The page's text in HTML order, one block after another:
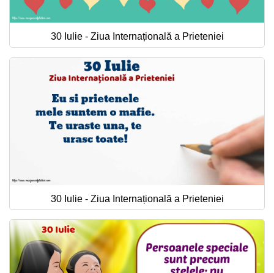
30 Iulie - Ziua Internațională a Prieteniei
30 Iulie - Ziua Internațională a Prieteniei